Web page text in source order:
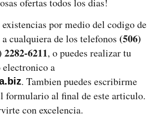
por medio del codigo de
a cualquiera de los telefonos (506)
2282-6211, o puedes realizar tu
a
. Tambien puedes escribirme
formulario al final de este articulo.
con excelencia.